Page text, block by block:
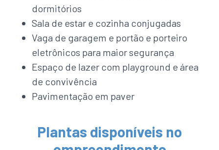
dormitórios
Sala de estar e cozinha conjugadas
Vaga de garagem e portão e porteiro
eletrônicos para maior segurança
Espaço de lazer com playground e área
de convivência
Pavimentação em paver
Plantas disponíveis no